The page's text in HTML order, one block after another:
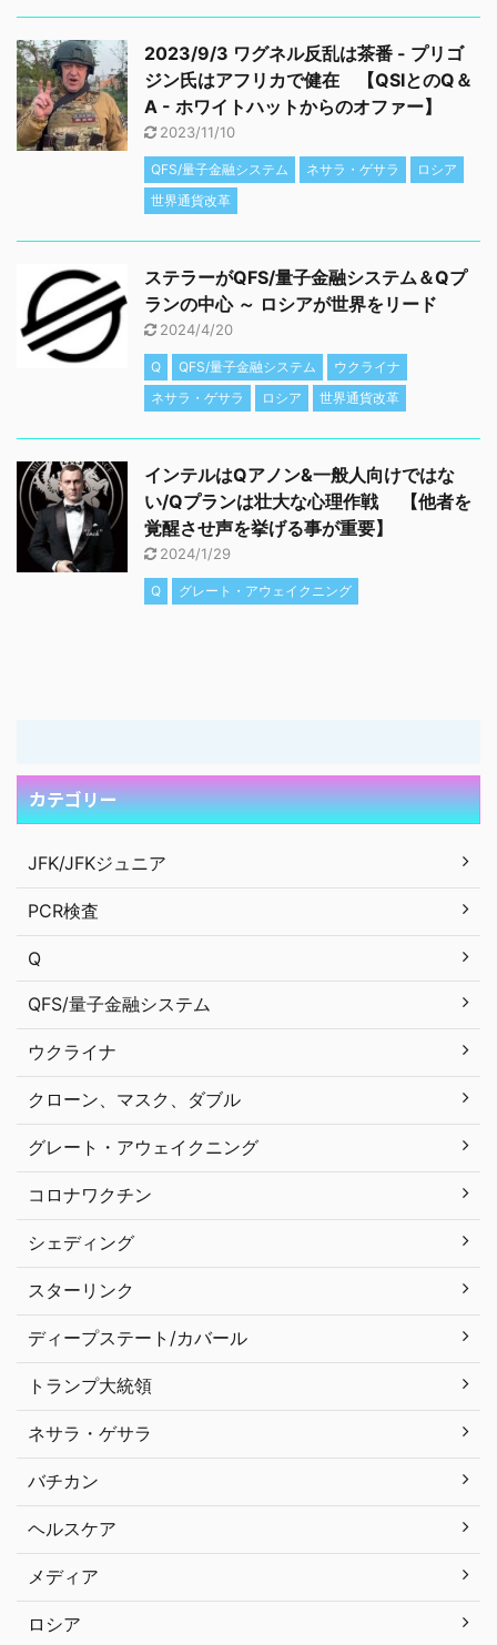
2023/9/3 ワグネル反乱は茶番 - プリゴ
ジン氏はアフリカで健在 【QSIとのQ＆
A - ホワイトハットからのオファー】
2023/11/10
QFS/量子金融システム ネサラ・ゲサラ
ロシア
世界通貨改革
ステラーがQFS/量子金融システム＆Qプ
ランの中心 ～ ロシアが世界をリード
2024/4/20
Q QFS/量子金融システム
ウクライナ
ネサラ・ゲサラ
ロシア 世界通貨改革
インテルはQアノン&一般人向けではな
い/Qプランは壮大な心理作戦 【他者を
覚醒させ声を挙げる事が重要】
2024/1/29
Q グレート・アウェイクニング
カテゴリー
JFK/JFKジュニア
PCR検査
Q
QFS/量子金融システム
ウクライナ
クローン、マスク、ダブル
グレート・アウェイクニング
コロナワクチン
シェディング
スターリンク
ディープステート/カバール
トランプ大統領
ネサラ・ゲサラ
バチカン
ヘルスケア
メディア
ロシア